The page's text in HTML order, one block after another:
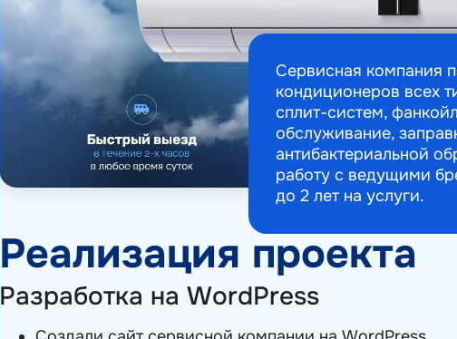
Сервисная компания
кондиционеров всех
сплит-систем,
обслуживание,
антибактериальной
работу с ведущими
до 2 лет на услуги.
Реализация проекта
Разработка на WordPress